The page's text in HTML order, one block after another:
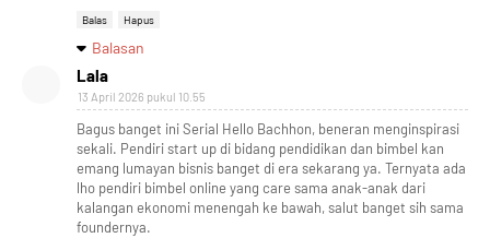
Balas Hapus
Balasan
Lala
13 April 2026 pukul 10.55
Bagus banget ini Serial Hello Bachhon, beneran menginspirasi
sekali. Pendiri start up di bidang pendidikan dan bimbel kan
emang lumayan bisnis banget di era sekarang ya. Ternyata ada
lho pendiri bimbel online yang care sama anak-anak dari
kalangan ekonomi menengah ke bawah, salut banget sih sama
foundernya.